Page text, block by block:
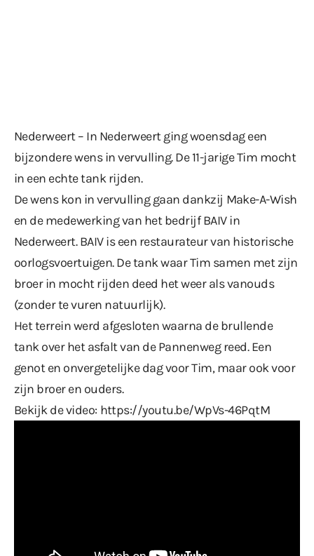
Nederweert – In Nederweert ging woensdag een
bijzondere wens in vervulling. De 11-jarige Tim mocht
in een echte tank rijden.
De wens kon in vervulling gaan dankzij Make-A-Wish
en de medewerking van het bedrijf BAIV in
Nederweert. BAIV is een restaurateur van historische
oorlogsvoertuigen. De tank waar Tim samen met zijn
broer in mocht rijden deed het weer als vanouds
(zonder te vuren natuurlijk).
Het terrein werd afgesloten waarna de brullende
tank over het asfalt van de Pannenweg reed. Een
genot en onvergetelijke dag voor Tim, maar ook voor
zijn broer en ouders.
Bekijk de video: https://youtu.be/WpVs-46PqtM